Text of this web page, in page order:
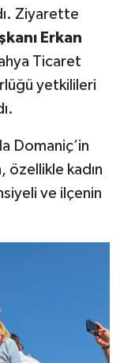
Ziyarette
Erkan
Ticaret
yetkilileri
Domaniç’in
özellikle kadın
ve ilçenin